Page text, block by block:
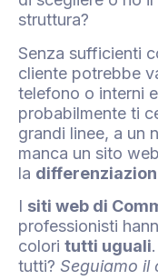
struttura?
Senza sufficienti
cliente potrebbe
telefono o interni
probabilmente ti
grandi linee, a un
manca un sito
la
I siti web di
professionisti
colori tutti uguali
tutti? Seguiamo il